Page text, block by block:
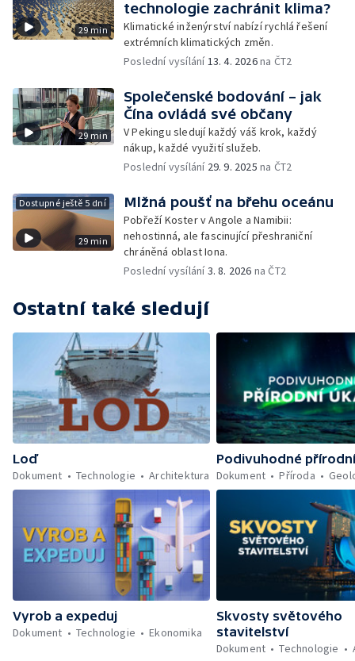
29 min
technologie zachránit klima?
Klimatické inženýrství nabízí rychlá řešení
extrémních klimatických změn.
Poslední vysílání13. 4. 2026na ČT2
29 min
Společenské bodování – jak
Čína ovládá své občany
V Pekingu sledují každý váš krok, každý
nákup, každé využití služeb.
Poslední vysílání 29. 9. 2025 na ČT2
Dostupné ještě 5 dní
29 min
Mlžná poušť na břehu oceánu
Pobřeží Koster v Angole a Namibii:
nehostinná, ale fascinující přeshraniční
chráněná oblast Iona.
Poslední vysílání3. 8. 2026 na ČT2
Ostatní také sledují
Loď
Dokument
Technologie Architektura
Podivuhodné
Dokument
Příroda
Vyrob a expeduj
Dokument
Technologie Ekonomika
Skvosty světového
stavitelství
Dokument
Technologie